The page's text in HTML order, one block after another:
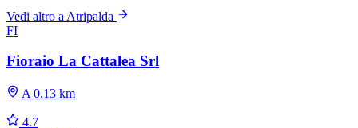
Vedi altro a Atripalda
FI
Fioraio La Cattalea Srl
A 0.13 km
4.7